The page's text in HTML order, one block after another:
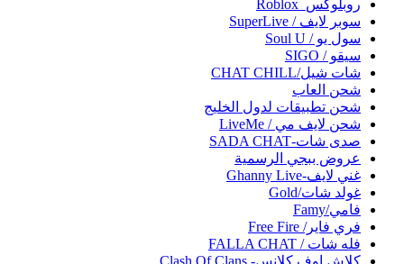
روبلوكس_Roblox
سوبر لايف / SuperLive
سول يو / Soul U
سيقو / SIGO
شات شيل/CHAT CHILL
شحن العاب
شحن تطبيقات لدول الخليج
شحن لايف مي / LiveMe
صدى شات-SADA CHAT
عروض ببجي الرسمية
غني لايف-Ghanny Live
غولد شات/Gold
فامي/Famy
فري فاير/ Free Fire
فله شات / FALLA CHAT
كلاش اوف كلانس- Clash Of Clans